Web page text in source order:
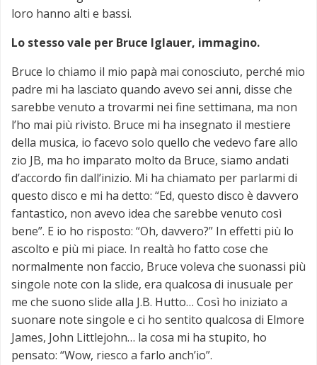
loro hanno alti e bassi.
Lo stesso vale per Bruce Iglauer, immagino.
Bruce lo chiamo il mio papà mai conosciuto, perché mio
padre mi ha lasciato quando avevo sei anni, disse che
sarebbe venuto a trovarmi nei fine settimana, ma non
l’ho mai più rivisto. Bruce mi ha insegnato il mestiere
della musica, io facevo solo quello che vedevo fare allo
zio JB, ma ho imparato molto da Bruce, siamo andati
d’accordo fin dall’inizio. Mi ha chiamato per parlarmi di
questo disco e mi ha detto: “Ed, questo disco è davvero
fantastico, non avevo idea che sarebbe venuto così
bene”. E io ho risposto: “Oh, davvero?” In effetti più lo
ascolto e più mi piace. In realtà ho fatto cose che
normalmente non faccio, Bruce voleva che suonassi più
singole note con la slide, era qualcosa di inusuale per
me che suono slide alla J.B. Hutto… Così ho iniziato a
suonare note singole e ci ho sentito qualcosa di Elmore
James, John Littlejohn… la cosa mi ha stupito, ho
pensato: “Wow, riesco a farlo anch’io”.